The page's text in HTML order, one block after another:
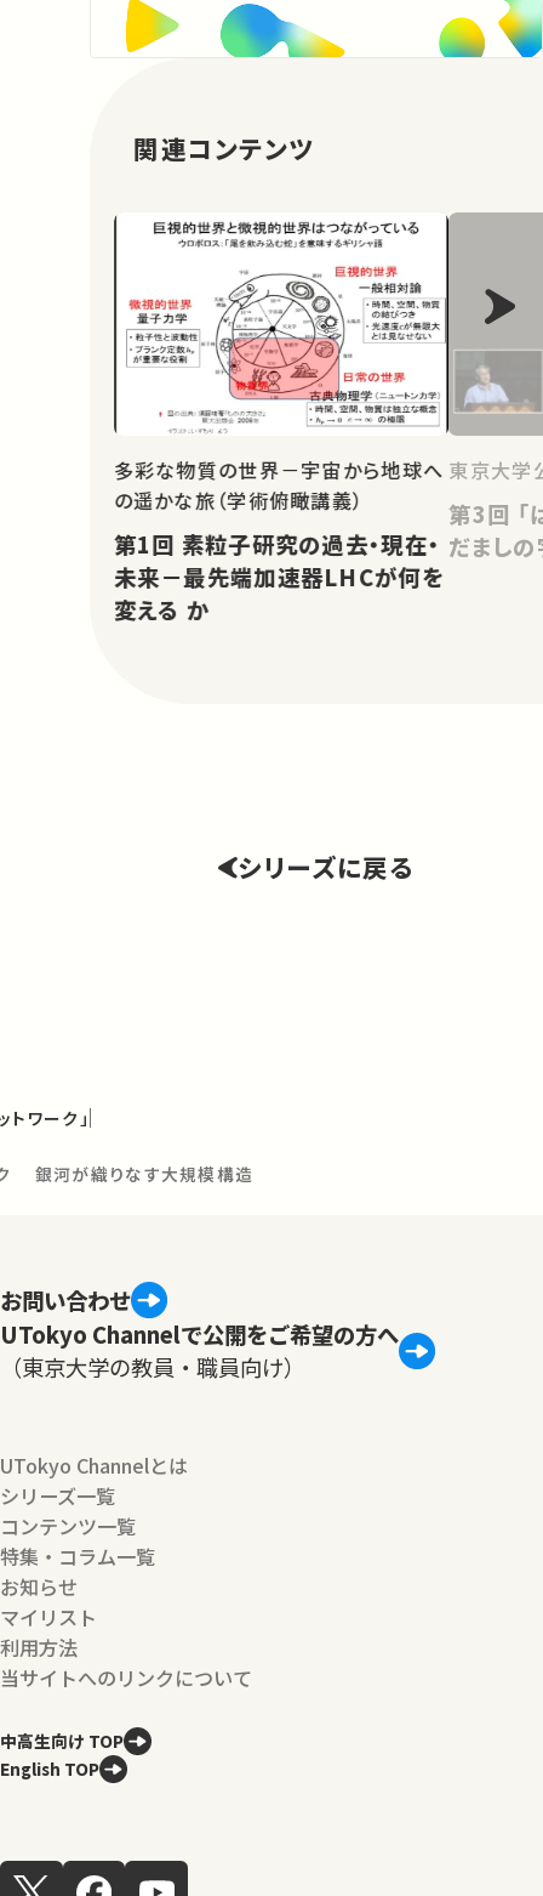
関連コンテンツ
多彩な物質の世界－宇宙から地球へ
の遥かな旅（学術俯瞰講義）
第1回 素粒子研究の過去・現在・
未来－最先端加速器LHCが何を
変える か
東京大学
第3回 「はやぶさ」にみる、だまし
だまし
シリーズに戻る
ワーク」
銀河が織りなす大規模構造
お問い合わせ
UTokyo Channelで公開をご希望の方へ
（東京大学の教員・職員向け）
UTokyo Channelとは
シリーズ一覧
コンテンツ一覧
特集・コラム一覧
お知らせ
マイリスト
利用方法
当サイトへのリンクについて
中高生向け TOP
English TOP